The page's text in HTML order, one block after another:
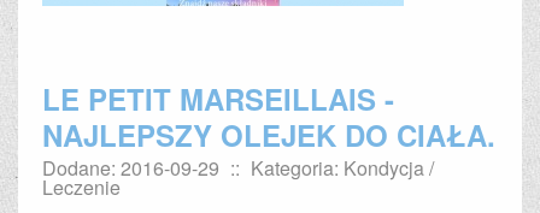
LE PETIT MARSEILLAIS -
NAJLEPSZY OLEJEK DO CIAŁA.
Dodane: 2016-09-29 :: Kategoria: Kondycja /
Leczenie